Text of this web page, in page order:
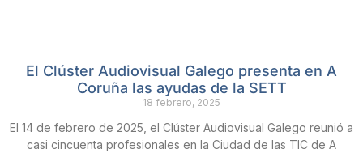
El Clúster Audiovisual Galego presenta en A
Coruña las ayudas de la SETT
18 febrero, 2025
El 14 de febrero de 2025, el Clúster Audiovisual Galego reunió a
casi cincuenta profesionales en la Ciudad de las TIC de A